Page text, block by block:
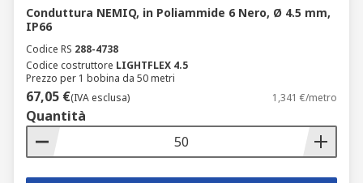
Conduttura NEMIQ, in Poliammide 6 Nero, Ø 4.5 mm,
IP66
Codice RS 288-4738
Codice costruttore LIGHTFLEX 4.5
Prezzo per 1 bobina da 50 metri
67,05 €(IVA esclusa) 1,341 €/metro
Quantità